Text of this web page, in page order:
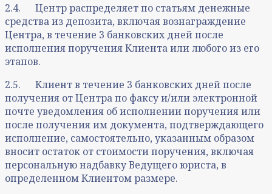
2.4. Центр распределяет по статьям денежные
средства из депозита, включая вознаграждение
Центра, в течение 3 банковских дней после
исполнения поручения Клиента или любого из его
этапов.
2.5. Клиент в течение 3 банковских дней после
получения от Центра по факсу и/или электронной
почте уведомления об исполнении поручения или
после получения им документа, подтверждающего
исполнение, самостоятельно, указанным образом
вносит остаток от стоимости поручения, включая
персональную надбавку Ведущего юриста, в
определенном Клиентом размере.